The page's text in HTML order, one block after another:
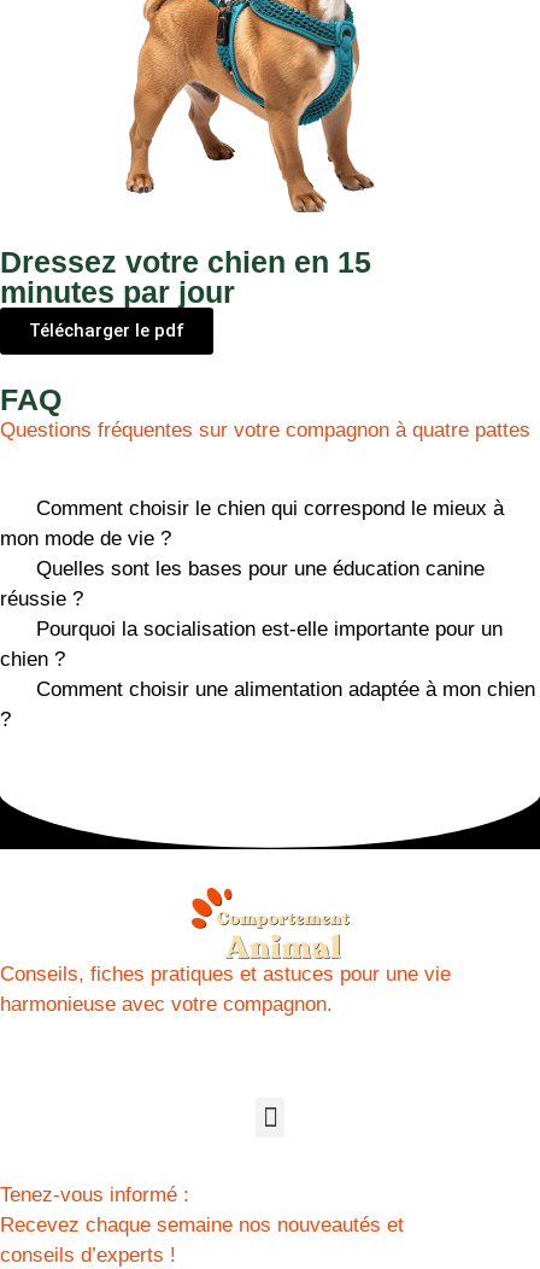
Dressez votre chien en 15
minutes par jour
Télécharger le pdf
FAQ
Questions fréquentes sur votre compagnon à quatre pattes
Comment choisir le chien qui correspond le mieux à
mon mode de vie ?
Quelles sont les bases pour une éducation canine
réussie ?
Pourquoi la socialisation est-elle importante pour un
chien ?
Comment choisir une alimentation adaptée à mon chien
?
Conseils, fiches pratiques et astuces pour une vie
harmonieuse avec votre compagnon.
Tenez-vous informé :
Recevez chaque semaine nos nouveautés et
conseils d’experts !